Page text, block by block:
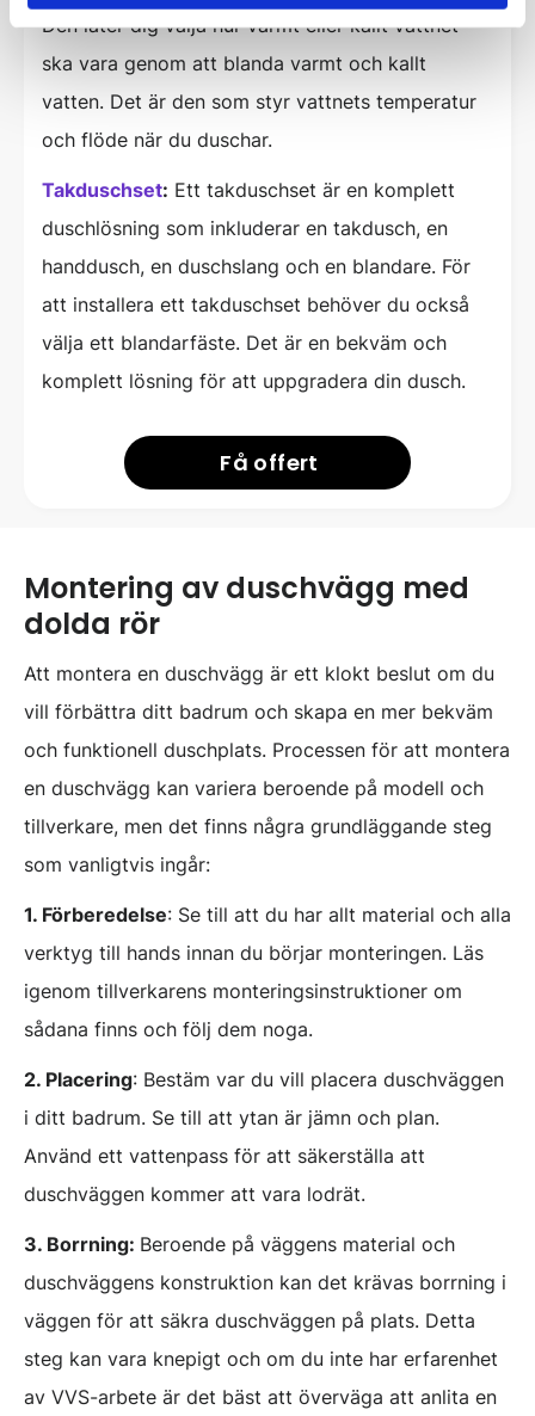
Den låter dig välja hur varmt eller kallt vattnet
ska vara genom att blanda varmt och kallt
vatten. Det är den som styr vattnets temperatur
och flöde när du duschar.
Takduschset: Ett takduschset är en komplett
duschlösning som inkluderar en takdusch, en
handdusch, en duschslang och en blandare. För
att installera ett takduschset behöver du också
välja ett blandarfäste. Det är en bekväm och
komplett lösning för att uppgradera din dusch.
Få offert
Montering av duschvägg med
dolda rör
Att montera en duschvägg är ett klokt beslut om du
vill förbättra ditt badrum och skapa en mer bekväm
och funktionell duschplats. Processen för att montera
en duschvägg kan variera beroende på modell och
tillverkare, men det finns några grundläggande steg
som vanligtvis ingår:
1. Förberedelse: Se till att du har allt material och alla
verktyg till hands innan du börjar monteringen. Läs
igenom tillverkarens monteringsinstruktioner om
sådana finns och följ dem noga.
2. Placering: Bestäm var du vill placera duschväggen
i ditt badrum. Se till att ytan är jämn och plan.
Använd ett vattenpass för att säkerställa att
duschväggen kommer att vara lodrät.
3. Borrning: Beroende på väggens material och
duschväggens konstruktion kan det krävas borrning i
väggen för att säkra duschväggen på plats. Detta
steg kan vara knepigt och om du inte har erfarenhet
av VVS-arbete är det bäst att överväga att anlita en